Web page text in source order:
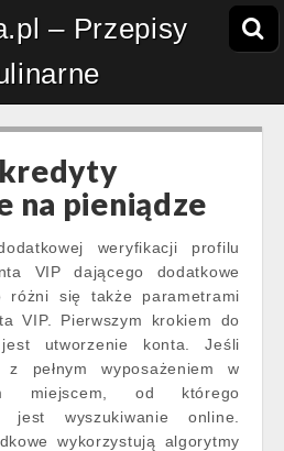
– Przepisy
na pieniądze
weryfikacji profilu
VIP dającego dodatkowe
różni się także parametrami
VIP. Pierwszym krokiem do
utworzenie konta. Jeśli
z pełnym wyposażeniem w
miejscem, od którego
jest wyszukiwanie online.
wykorzystują algorytmy